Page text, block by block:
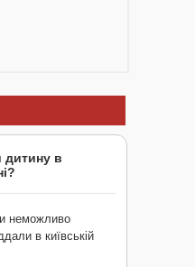
в
неможливо
в київській